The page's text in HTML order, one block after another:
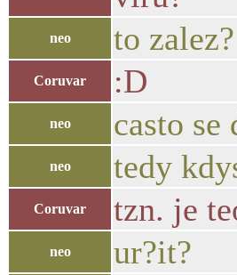
neo to
Coruvar :D
neo casto se
neo tedy
Coruvar tzn. je
neo ur?it?